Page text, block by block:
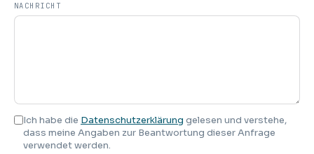
NACHRICHT
Ich habe die Datenschutzerklärung gelesen und verstehe,
dass meine Angaben zur Beantwortung dieser Anfrage
verwendet werden.